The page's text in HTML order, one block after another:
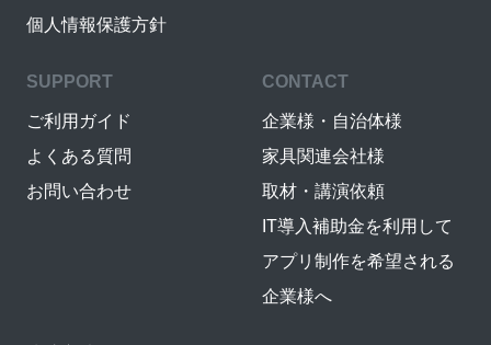
個人情報保護方針
SUPPORT
ご利用ガイド
よくある質問
お問い合わせ
CONTACT
企業様・自治体様
家具関連会社様
取材・講演依頼
IT導入補助金を利用して
アプリ制作を希望される
企業様へ